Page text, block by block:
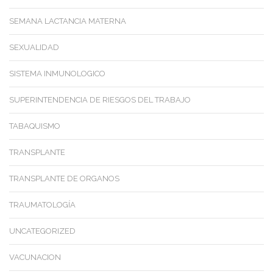
SEMANA LACTANCIA MATERNA
SEXUALIDAD
SISTEMA INMUNOLOGICO
SUPERINTENDENCIA DE RIESGOS DEL TRABAJO
TABAQUISMO
TRANSPLANTE
TRANSPLANTE DE ORGANOS
TRAUMATOLOGÍA
UNCATEGORIZED
VACUNACION